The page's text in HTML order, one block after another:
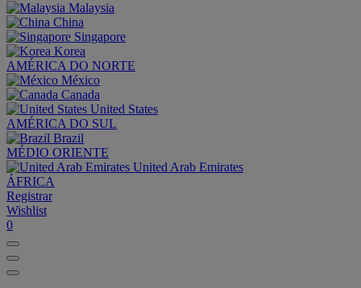
Malaysia
China
Singapore
Korea
AMÉRICA DO NORTE
México
Canada
United States
AMÉRICA DO SUL
Brazil
MÉDIO ORIENTE
United Arab Emirates
ÁFRICA
Registrar
Wishlist
0